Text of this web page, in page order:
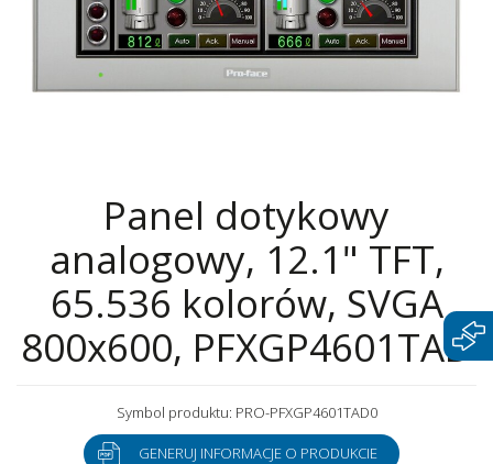
Panel dotykowy
analogowy, 12.1" TFT,
65.536 kolorów, SVGA
800x600, PFXGP4601TAD
Symbol produktu: PRO-PFXGP4601TAD0
GENERUJ INFORMACJE O PRODUKCIE